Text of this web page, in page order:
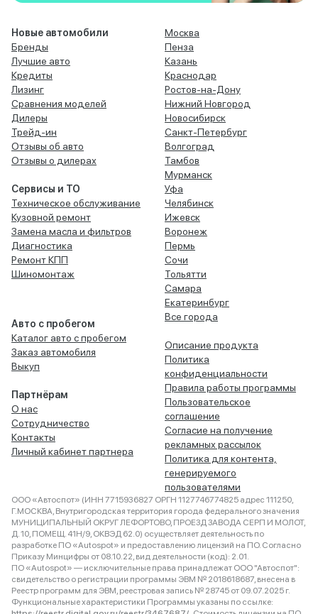
Новые автомобили
Бренды
Лучшие авто
Кредиты
Лизинг
Сравнения моделей
Дилеры
Трейд-ин
Отзывы об авто
Отзывы о дилерах
Сервисы и ТО
Техническое обслуживание
Кузовной ремонт
Замена масла и фильтров
Диагностика
Ремонт КПП
Шиномонтаж
Авто с пробегом
Каталог авто с пробегом
Заказ автомобиля
Выкуп
Партнёрам
О нас
Сотрудничество
Контакты
Личный кабинет партнера
Москва
Пенза
Казань
Краснодар
Ростов-на-Дону
Нижний Новгород
Новосибирск
Санкт-Петербург
Волгоград
Тамбов
Мурманск
Уфа
Челябинск
Ижевск
Воронеж
Пермь
Сочи
Тольятти
Самара
Екатеринбург
Все города
Описание продукта
Политика
конфиденциальности
Правила работы программы
Пользовательское
соглашение
Согласие на получение
рекламных рассылок
Политика для контента,
генерируемого
пользователями
ООО «Автоспот» (ИНН 7715936827 ОРГН 1127746774825 адрес 111250,
Г.МОСКВА, Внутригородская территория города федерального значения
МУНИЦИПАЛЬНЫЙ ОКРУГ ЛЕФОРТОВО, ПРОЕЗД ЗАВОДА СЕРП И МОЛОТ,
Д. 10, ПОМЕЩ. 41Н/9, ОКВЭД 62.0) осуществляет деятельность по
разработке ПО «Autospot» и предоставлению лицензий на ПО. Согласно
Приказу Минцифры от 08.10.22, вид деятельности (код): 2.01.
ПО «Autospot» — исключительные права принадлежат ООО "Автоспот":
свидетельство о регистрации программы ЭВМ № 2018618687, внесена в
Реестр программ для ЭВМ, реестровая запись № 28745 от 09.07.2025 г.
Функциональные характеристики Программы указаны по ссылке: